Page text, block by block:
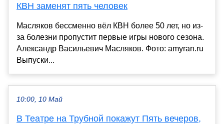
КВН заменят пять человек
Масляков бессменно вёл КВН более 50 лет, но из-
за болезни пропустит первые игры нового сезона.
Александр Васильевич Масляков. Фото: amyran.ru
Выпуски...
10:00, 10 Май
В Театре на Трубной покажут Пять вечеров,